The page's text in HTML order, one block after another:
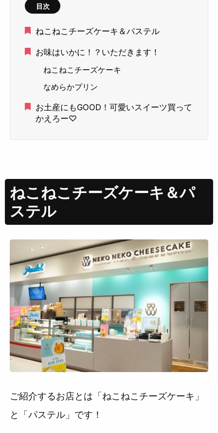
目次
ねこねこチーズケーキ＆パステル
お味はいかに！？いただきます！
ねこねこチーズケーキ
なめらかプリン
お土産にもGOOD！可愛いスイーツ買って
かえろー♡
ねこねこチーズケーキ＆パ
ステル
ご紹介するお店とは「ねこねこチーズケーキ」
と「パステル」です！